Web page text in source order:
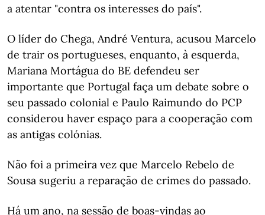
a atentar "contra os interesses do país".
O líder do Chega, André Ventura, acusou Marcelo
de trair os portugueses, enquanto, à esquerda,
Mariana Mortágua do BE defendeu ser
importante que Portugal faça um debate sobre o
seu passado colonial e Paulo Raimundo do PCP
considerou haver espaço para a cooperação com
as antigas colónias.
Não foi a primeira vez que Marcelo Rebelo de
Sousa sugeriu a reparação de crimes do passado.
Há um ano, na sessão de boas-vindas ao